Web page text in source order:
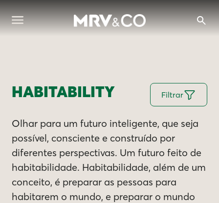
HABITABILITY Filtrar
Olhar para um futuro inteligente, que seja
possível, consciente e construído por
diferentes perspectivas. Um futuro feito de
habitabilidade. Habitabilidade, além de um
conceito, é preparar as pessoas para
habitarem o mundo, e preparar o mundo